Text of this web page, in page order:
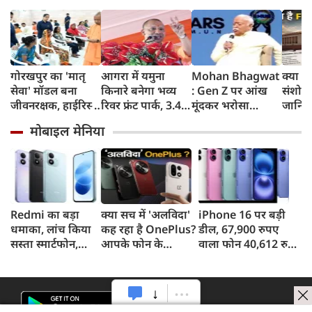
गोरखपुर का 'मातृ
सेवा' मॉडल बना
जीवनरक्षक, हाईरिस्क
इलाज से बची 77
जिंदगियां
आगरा में यमुना
किनारे बनेगा भव्य
रिवर फ्रंट पार्क, 3.46
करेगी योगी सरकार;
मिलेंगी ये खास
सुविधाएं
Mohan Bhagwat
: Gen Z पर आंख
मूंदकर भरोसा
प्रदर्शन को राष्ट्रविरोधी
न बताएं, RSS प्रमुख
मोहन भागवत का
बड़ा बयान, चीन और
पाकिस्तान को लेकर
क्या कहा
क्या है
क्यों हैं
मोबाइल मेनिया
Redmi का बड़ा
धमाका, लांच किया
सस्ता स्मार्टफोन,
क्या सच में 'अलविदा'
कह रहा है OnePlus?
आपके फोन के
iPhone 16 पर बड़ी
डील, 67,900 रुपए
वाला फोन 40,612 रुपए